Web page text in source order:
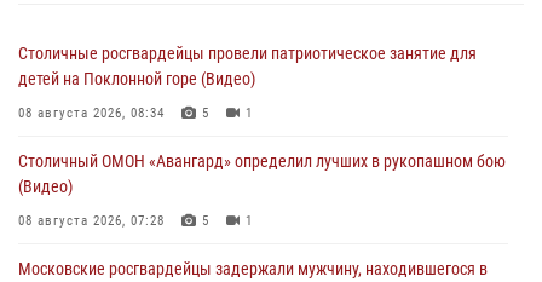
Столичные росгвардейцы провели патриотическое занятие для
детей на Поклонной горе (Видео)
08 августа 2026, 08:34 5 1
Столичный ОМОН «Авангард» определил лучших в рукопашном бою
(Видео)
08 августа 2026, 07:28 5 1
Московские росгвардейцы задержали мужчину, находившегося в